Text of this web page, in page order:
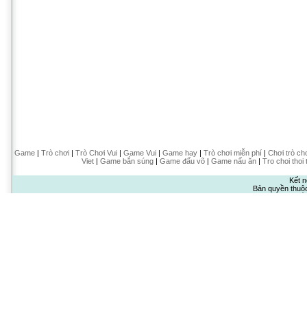
Game| Trò chơi| Trò Chơi Vui| Game Vui| Game hay| Trò chơi miễn phí| Chơi trò
Viet| Game bắn súng| Game đấu võ| Game nấu ăn| Tro choi thoi
Kết
Bản quyền